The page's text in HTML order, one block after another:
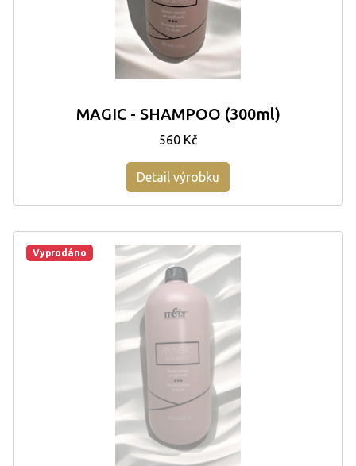
MAGIC - SHAMPOO (300ml)
560 Kč
Detail výrobku
Vyprodáno